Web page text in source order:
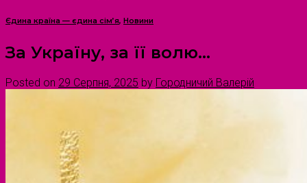
Єдина країна — єдина сім’я, Новини
За Україну, за її волю…
Posted on 29 Серпня, 2025 by Городничий Валерій